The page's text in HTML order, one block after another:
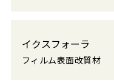
イクスフォーラ
フィルム表面改質材